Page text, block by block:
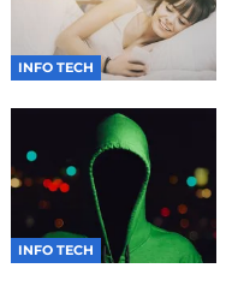
INFO TECH
INFO TECH